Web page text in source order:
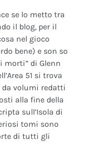
se lo metto tra
il blog, per il
nel gioco
bene) e son so
morti” di Glenn
51 si trova
da volumi redatti
alla fine della
sull’Isola di
tomi sono
di tutti gli